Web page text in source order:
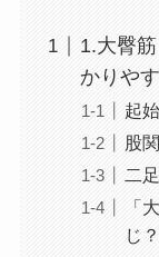
1.大臀
かりやす
起
股
二
「
じ？